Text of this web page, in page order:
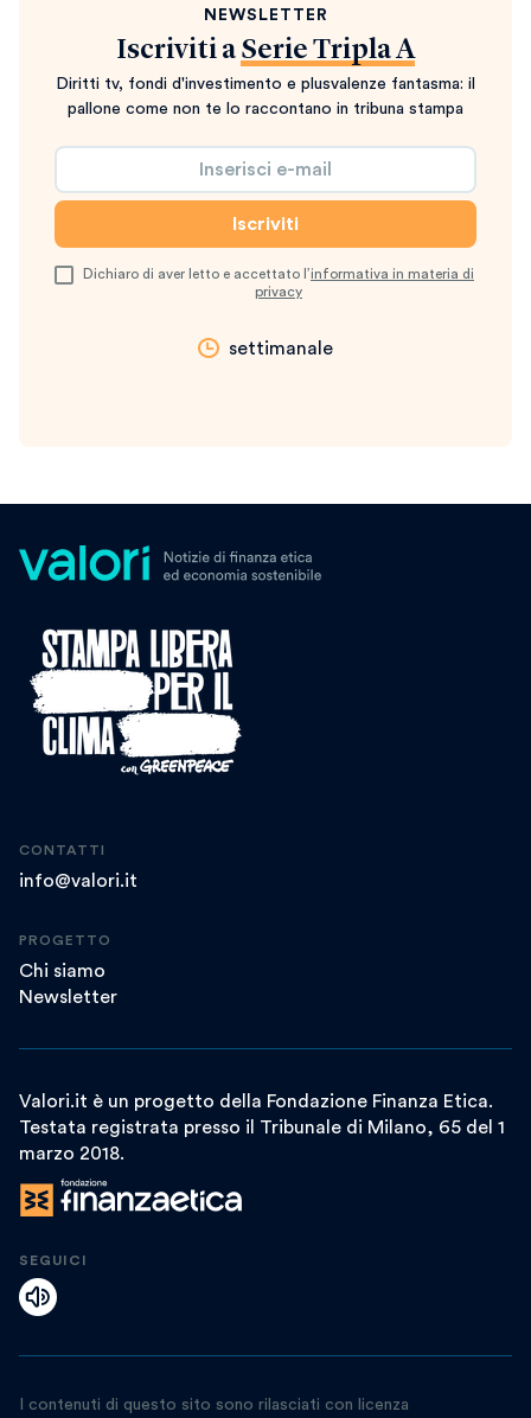
NEWSLETTER
Iscriviti a Serie Tripla A
Diritti tv, fondi d'investimento e plusvalenze fantasma: il
pallone come non te lo raccontano in tribuna stampa
Dichiaro di aver letto e accettato l’informativa in materia di
privacy
settimanale
CONTATTI
info@valori.it
PROGETTO
Chi siamo
Newsletter
Valori.it è un progetto della Fondazione Finanza Etica.
Testata registrata presso il Tribunale di Milano, 65 del 1
marzo 2018.
SEGUICI
I contenuti di questo sito sono rilasciati con licenza